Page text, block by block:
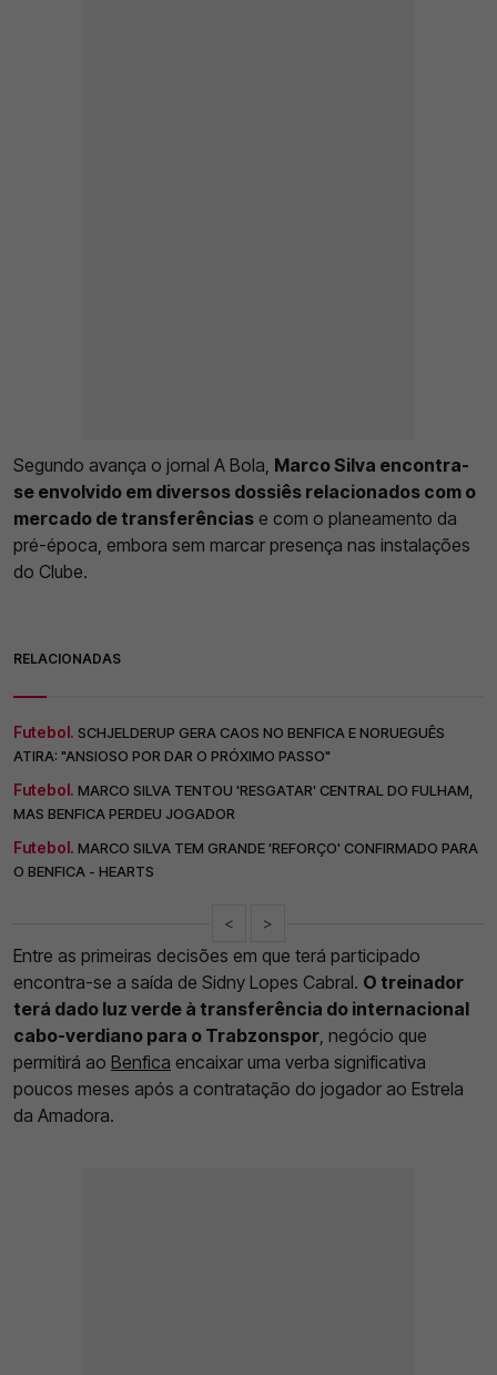
Segundo avança o jornal A Bola, Marco Silva encontra-
se envolvido em diversos dossiês relacionados com o
mercado de transferências e com o planeamento da
pré-época, embora sem marcar presença nas instalações
do Clube.
RELACIONADAS
Futebol. SCHJELDERUP GERA CAOS NO BENFICA E NORUEGUÊS
ATIRA: "ANSIOSO POR DAR O PRÓXIMO PASSO"
Futebol. MARCO SILVA TENTOU 'RESGATAR' CENTRAL DO FULHAM,
MAS BENFICA PERDEU JOGADOR
Futebol. MARCO SILVA TEM GRANDE 'REFORÇO' CONFIRMADO PARA
O BENFICA - HEARTS
< >
Entre as primeiras decisões em que terá participado
encontra-se a saída de Sidny Lopes Cabral. O treinador
terá dado luz verde à transferência do internacional
cabo-verdiano para o Trabzonspor, negócio que
permitirá ao Benfica encaixar uma verba significativa
poucos meses após a contratação do jogador ao Estrela
da Amadora.